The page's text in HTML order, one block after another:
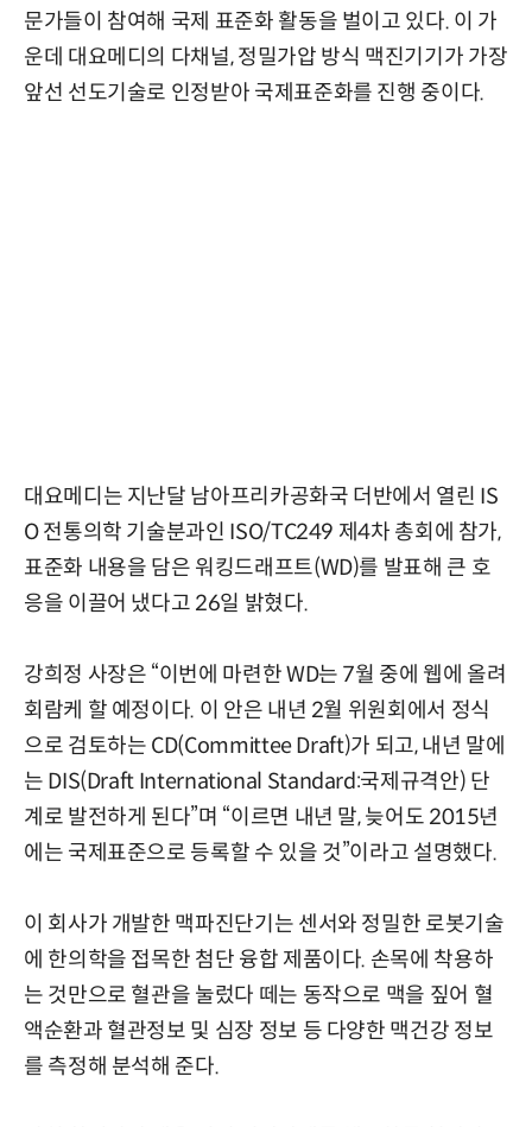
문가들이 참여해 국제 표준화 활동을 벌이고 있다. 이 가
운데 대요메디의 다채널, 정밀가압 방식 맥진기기가 가장
앞선 선도기술로 인정받아 국제표준화를 진행 중이다.
대요메디는 지난달 남아프리카공화국 더반에서 열린 IS
O 전통의학 기술분과인 ISO/TC249 제4차 총회에 참가,
표준화 내용을 담은 워킹드래프트(WD)를 발표해 큰 호
응을 이끌어 냈다고 26일 밝혔다.
강희정 사장은 “이번에 마련한 WD는 7월 중에 웹에 올려
회람케 할 예정이다. 이 안은 내년 2월 위원회에서 정식
으로 검토하는 CD(Committee Draft)가 되고, 내년 말에
는 DIS(Draft International Standard:국제규격안) 단
계로 발전하게 된다”며 “이르면 내년 말, 늦어도 2015년
에는 국제표준으로 등록할 수 있을 것”이라고 설명했다.
이 회사가 개발한 맥파진단기는 센서와 정밀한 로봇기술
에 한의학을 접목한 첨단 융합 제품이다. 손목에 착용하
는 것만으로 혈관을 눌렀다 떼는 동작으로 맥을 짚어 혈
액순환과 혈관정보 및 심장 정보 등 다양한 맥건강 정보
를 측정해 분석해 준다.